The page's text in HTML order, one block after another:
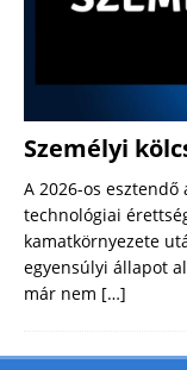
Személyi
A 2026-os
technológiai
kamatkörnyezete
egyensúlyi állapot
már nem […]